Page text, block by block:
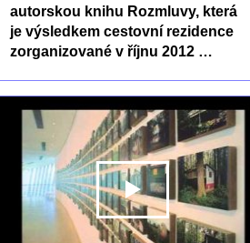
autorskou knihu Rozmluvy, která
je výsledkem cestovní rezidence
zorganizované v říjnu 2012 …